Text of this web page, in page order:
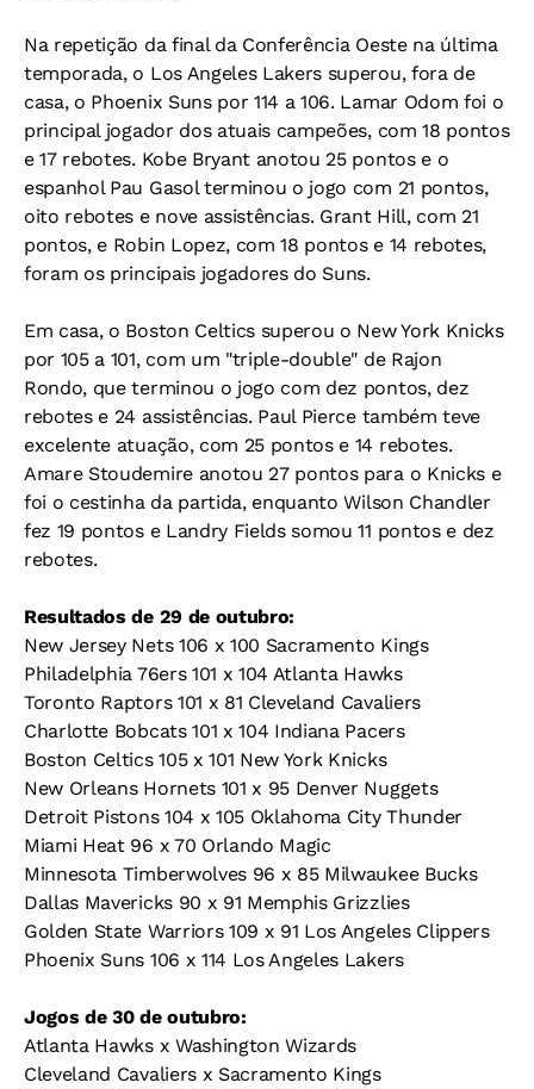
Na repetição da final da Conferência Oeste na última
temporada, o Los Angeles Lakers superou, fora de
casa, o Phoenix Suns por 114 a 106. Lamar Odom foi o
principal jogador dos atuais campeões, com 18 pontos
e 17 rebotes. Kobe Bryant anotou 25 pontos e o
espanhol Pau Gasol terminou o jogo com 21 pontos,
oito rebotes e nove assistências. Grant Hill, com 21
pontos, e Robin Lopez, com 18 pontos e 14 rebotes,
foram os principais jogadores do Suns.
Em casa, o Boston Celtics superou o New York Knicks
por 105 a 101, com um "triple-double" de Rajon
Rondo, que terminou o jogo com dez pontos, dez
rebotes e 24 assistências. Paul Pierce também teve
excelente atuação, com 25 pontos e 14 rebotes.
Amare Stoudemire anotou 27 pontos para o Knicks e
foi o cestinha da partida, enquanto Wilson Chandler
fez 19 pontos e Landry Fields somou 11 pontos e dez
rebotes.
Resultados de 29 de outubro:
New Jersey Nets 106 x 100 Sacramento Kings
Philadelphia 76ers 101 x 104 Atlanta Hawks
Toronto Raptors 101 x 81 Cleveland Cavaliers
Charlotte Bobcats 101 x 104 Indiana Pacers
Boston Celtics 105 x 101 New York Knicks
New Orleans Hornets 101 x 95 Denver Nuggets
Detroit Pistons 104 x 105 Oklahoma City Thunder
Miami Heat 96 x 70 Orlando Magic
Minnesota Timberwolves 96 x 85 Milwaukee Bucks
Dallas Mavericks 90 x 91 Memphis Grizzlies
Golden State Warriors 109 x 91 Los Angeles Clippers
Phoenix Suns 106 x 114 Los Angeles Lakers
Jogos de 30 de outubro:
Atlanta Hawks x Washington Wizards
Cleveland Cavaliers x Sacramento Kings